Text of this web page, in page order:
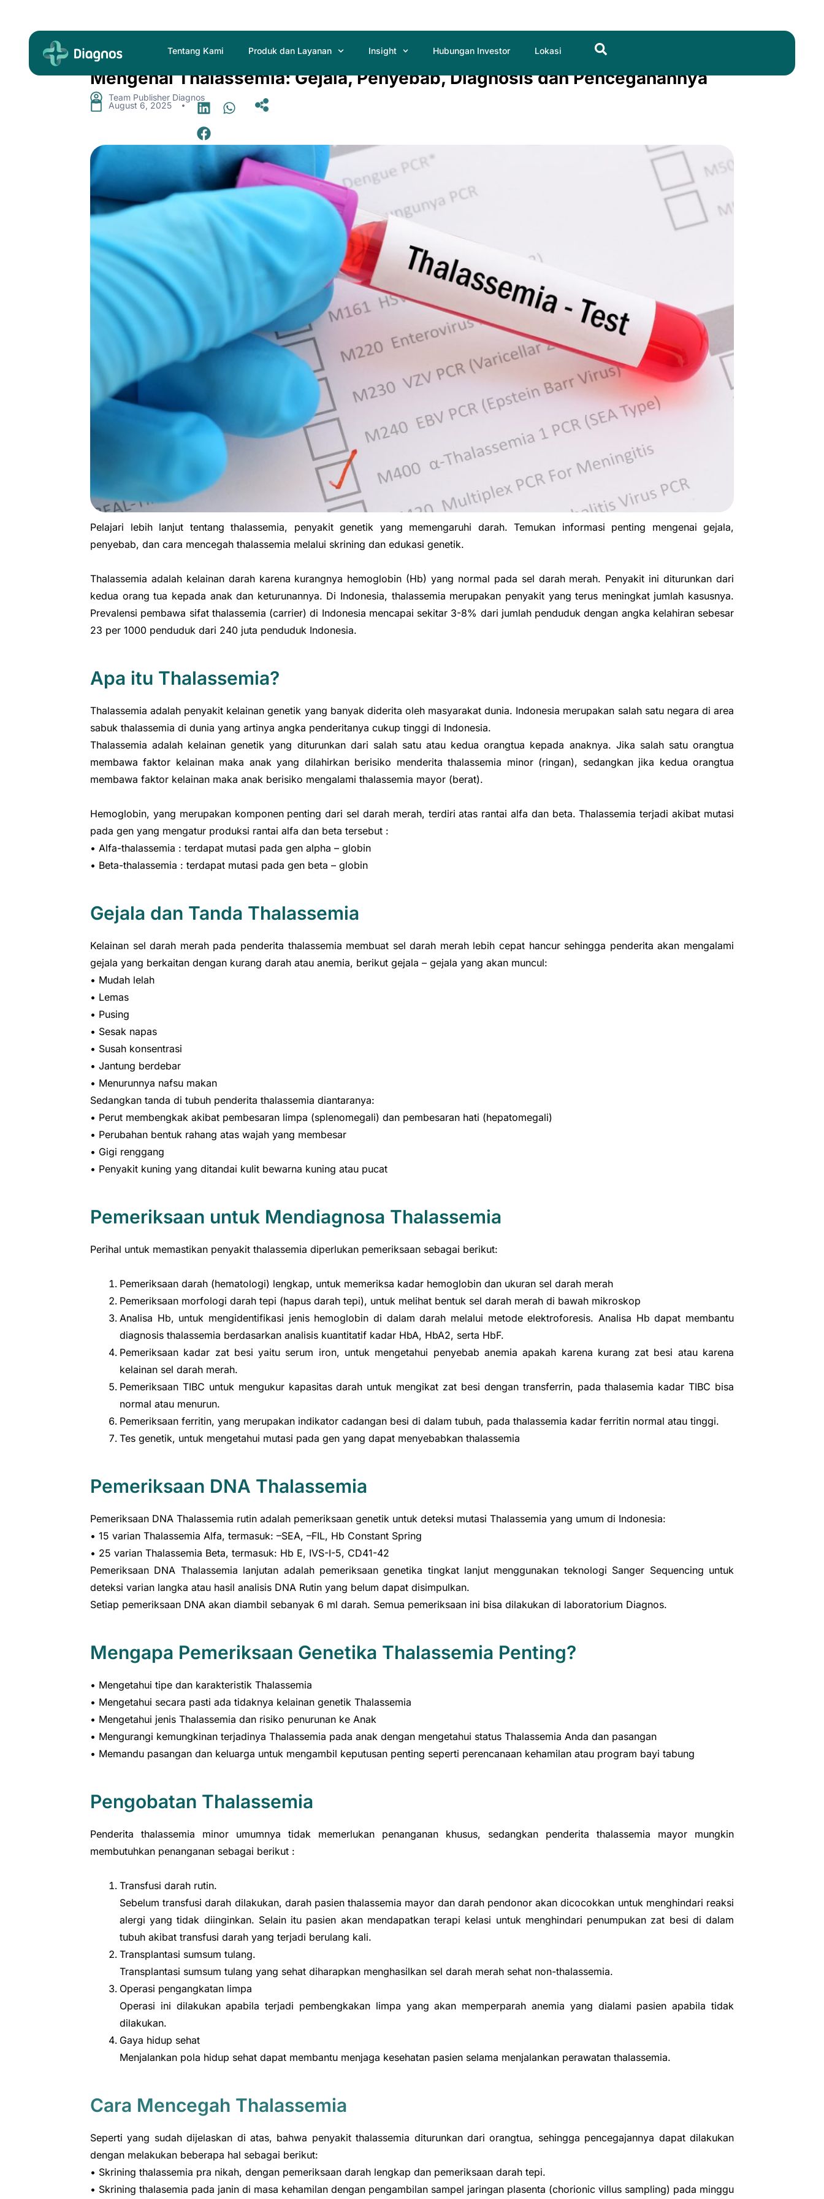
content
Tentang Kami Produk dan Layanan Insight Hubungan Investor Lokasi
Mengenal Thalassemia: Gejala, Penyebab, Diagnosis dan Pencegahannya
Team Publisher Diagnos
August 6, 2025 .
Pelajari lebih lanjut tentang thalassemia, penyakit genetik yang memengaruhi darah. Temukan informasi penting mengenai gejala,
penyebab, dan cara mencegah thalassemia melalui skrining dan edukasi genetik.
Thalassemia adalah kelainan darah karena kurangnya hemoglobin (Hb) yang normal pada sel darah merah. Penyakit ini diturunkan dari
kedua orang tua kepada anak dan keturunannya. Di Indonesia, thalassemia merupakan penyakit yang terus meningkat jumlah kasusnya.
Prevalensi pembawa sifat thalassemia (carrier) di Indonesia mencapai sekitar 3-8% dari jumlah penduduk dengan angka kelahiran sebesar
23 per 1000 penduduk dari 240 juta penduduk Indonesia.
Apa itu Thalassemia?
Thalassemia adalah penyakit kelainan genetik yang banyak diderita oleh masyarakat dunia. Indonesia merupakan salah satu negara di area
sabuk thalassemia di dunia yang artinya angka penderitanya cukup tinggi di Indonesia.
Thalassemia adalah kelainan genetik yang diturunkan dari salah satu atau kedua orangtua kepada anaknya. Jika salah satu orangtua
membawa faktor kelainan maka anak yang dilahirkan berisiko menderita thalassemia minor (ringan), sedangkan jika kedua orangtua
membawa faktor kelainan maka anak berisiko mengalami thalassemia mayor (berat).
Hemoglobin, yang merupakan komponen penting dari sel darah merah, terdiri atas rantai alfa dan beta. Thalassemia terjadi akibat mutasi
pada gen yang mengatur produksi rantai alfa dan beta tersebut :
• Alfa-thalassemia : terdapat mutasi pada gen alpha – globin
• Beta-thalassemia : terdapat mutasi pada gen beta – globin
Gejala dan Tanda Thalassemia
Kelainan sel darah merah pada penderita thalassemia membuat sel darah merah lebih cepat hancur sehingga penderita akan mengalami
gejala yang berkaitan dengan kurang darah atau anemia, berikut gejala – gejala yang akan muncul:
• Mudah lelah
• Lemas
• Pusing
• Sesak napas
• Susah konsentrasi
• Jantung berdebar
• Menurunnya nafsu makan
Sedangkan tanda di tubuh penderita thalassemia diantaranya:
• Perut membengkak akibat pembesaran limpa (splenomegali) dan pembesaran hati (hepatomegali)
• Perubahan bentuk rahang atas wajah yang membesar
• Gigi renggang
• Penyakit kuning yang ditandai kulit bewarna kuning atau pucat
Pemeriksaan untuk Mendiagnosa Thalassemia
Perihal untuk memastikan penyakit thalassemia diperlukan pemeriksaan sebagai berikut:
Pemeriksaan darah (hematologi) lengkap, untuk memeriksa kadar hemoglobin dan ukuran sel darah merah
Pemeriksaan morfologi darah tepi (hapus darah tepi), untuk melihat bentuk sel darah merah di bawah mikroskop
Analisa Hb, untuk mengidentifikasi jenis hemoglobin di dalam darah melalui metode elektroforesis. Analisa Hb dapat membantu
diagnosis thalassemia berdasarkan analisis kuantitatif kadar HbA, HbA2, serta HbF.
Pemeriksaan kadar zat besi yaitu serum iron, untuk mengetahui penyebab anemia apakah karena kurang zat besi atau karena
kelainan sel darah merah.
Pemeriksaan TIBC untuk mengukur kapasitas darah untuk mengikat zat besi dengan transferrin, pada thalasemia kadar TIBC bisa
normal atau menurun.
Pemeriksaan ferritin, yang merupakan indikator cadangan besi di dalam tubuh, pada thalassemia kadar ferritin normal atau tinggi.
Tes genetik, untuk mengetahui mutasi pada gen yang dapat menyebabkan thalassemia
Pemeriksaan DNA Thalassemia
Pemeriksaan DNA Thalassemia rutin adalah pemeriksaan genetik untuk deteksi mutasi Thalassemia yang umum di Indonesia:
• 15 varian Thalassemia Alfa, termasuk: –SEA, –FIL, Hb Constant Spring
• 25 varian Thalassemia Beta, termasuk: Hb E, IVS-I-5, CD41-42
Pemeriksaan DNA Thalassemia lanjutan adalah pemeriksaan genetika tingkat lanjut menggunakan teknologi Sanger Sequencing untuk
deteksi varian langka atau hasil analisis DNA Rutin yang belum dapat disimpulkan.
Setiap pemeriksaan DNA akan diambil sebanyak 6 ml darah. Semua pemeriksaan ini bisa dilakukan di laboratorium Diagnos.
Mengapa Pemeriksaan Genetika Thalassemia Penting?
• Mengetahui tipe dan karakteristik Thalassemia
• Mengetahui secara pasti ada tidaknya kelainan genetik Thalassemia
• Mengetahui jenis Thalassemia dan risiko penurunan ke Anak
• Mengurangi kemungkinan terjadinya Thalassemia pada anak dengan mengetahui status Thalassemia Anda dan pasangan
• Memandu pasangan dan keluarga untuk mengambil keputusan penting seperti perencanaan kehamilan atau program bayi tabung
Pengobatan Thalassemia
Penderita thalassemia minor umumnya tidak memerlukan penanganan khusus, sedangkan penderita thalassemia mayor mungkin
membutuhkan penanganan sebagai berikut :
Transfusi darah rutin.
Sebelum transfusi darah dilakukan, darah pasien thalassemia mayor dan darah pendonor akan dicocokkan untuk menghindari reaksi
alergi yang tidak diinginkan. Selain itu pasien akan mendapatkan terapi kelasi untuk menghindari penumpukan zat besi di dalam
tubuh akibat transfusi darah yang terjadi berulang kali.
Transplantasi sumsum tulang.
Transplantasi sumsum tulang yang sehat diharapkan menghasilkan sel darah merah sehat non-thalassemia.
Operasi pengangkatan limpa
Operasi ini dilakukan apabila terjadi pembengkakan limpa yang akan memperparah anemia yang dialami pasien apabila tidak
dilakukan.
Gaya hidup sehat
Menjalankan pola hidup sehat dapat membantu menjaga kesehatan pasien selama menjalankan perawatan thalassemia.
Cara Mencegah Thalassemia
Seperti yang sudah dijelaskan di atas, bahwa penyakit thalassemia diturunkan dari orangtua, sehingga pencegajannya dapat dilakukan
dengan melakukan beberapa hal sebagai berikut:
• Skrining thalassemia pra nikah, dengan pemeriksaan darah lengkap dan pemeriksaan darah tepi.
• Skrining thalasemia pada janin di masa kehamilan dengan pengambilan sampel jaringan plasenta (chorionic villus sampling) pada minggu